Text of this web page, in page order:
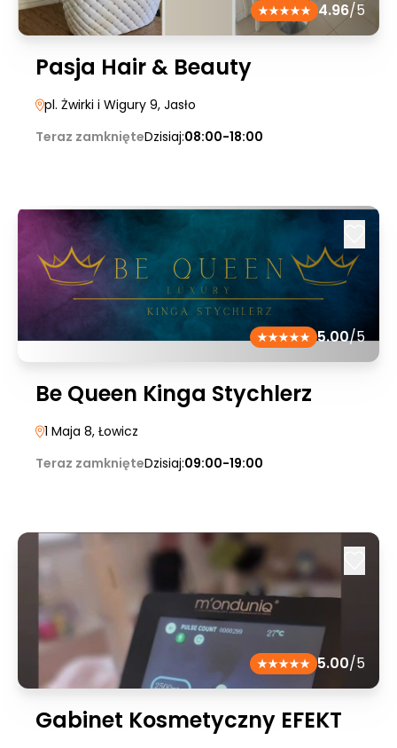
4.96/5
Pasja Hair & Beauty
pl. Żwirki i Wigury 9, Jasło
Teraz zamknięteDzisiaj:08:00-18:00
5.00/5
Be Queen Kinga Stychlerz
1 Maja 8, Łowicz
Teraz zamknięteDzisiaj:09:00-19:00
5.00/5
Gabinet Kosmetyczny EFEKT